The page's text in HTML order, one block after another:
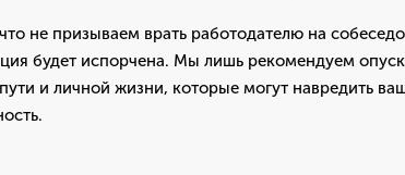
не призываем врать работодателю на
будет испорчена. Мы лишь рекомендуем
и личной жизни, которые могут навредить